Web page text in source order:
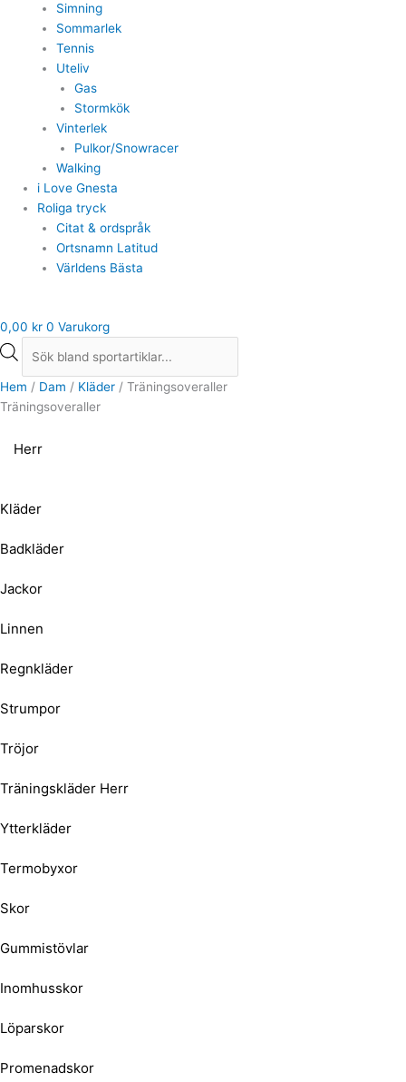
Simning
Sommarlek
Tennis
Uteliv
Gas
Stormkök
Vinterlek
Pulkor/Snowracer
Walking
i Love Gnesta
Roliga tryck
Citat & ordspråk
Ortsnamn Latitud
Världens Bästa
0,00 kr 0 Varukorg
Hem / Dam / Kläder / Träningsoveraller
Träningsoveraller
Herr
Kläder
Badkläder
Jackor
Linnen
Regnkläder
Strumpor
Tröjor
Träningskläder Herr
Ytterkläder
Termobyxor
Skor
Gummistövlar
Inomhusskor
Löparskor
Promenadskor